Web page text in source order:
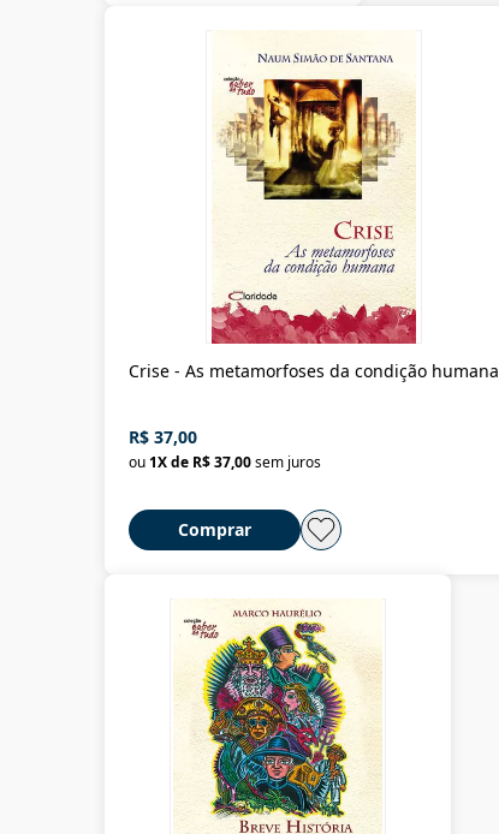
Crise - As metamorfoses da condição humana
R$ 37,00
ou1X de R$ 37,00sem juros
Comprar